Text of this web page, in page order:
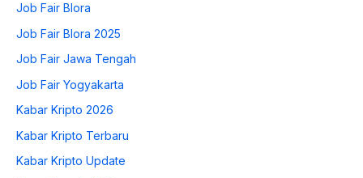
Job Fair Blora
Job Fair Blora 2025
Job Fair Jawa Tengah
Job Fair Yogyakarta
Kabar Kripto 2026
Kabar Kripto Terbaru
Kabar Kripto Update